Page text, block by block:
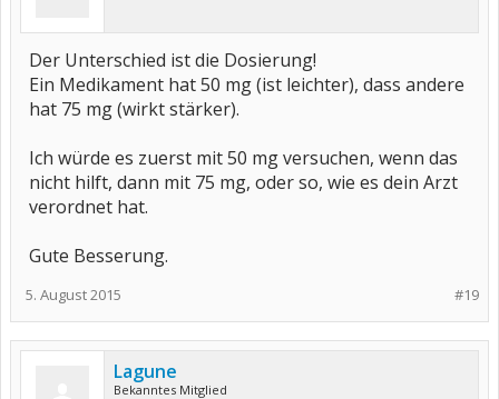
Der Unterschied ist die Dosierung!
Ein Medikament hat 50 mg (ist leichter), dass andere
hat 75 mg (wirkt stärker).
Ich würde es zuerst mit 50 mg versuchen, wenn das
nicht hilft, dann mit 75 mg, oder so, wie es dein Arzt
verordnet hat.
Gute Besserung.
#19
5. August 2015
Lagune
Bekanntes Mitglied